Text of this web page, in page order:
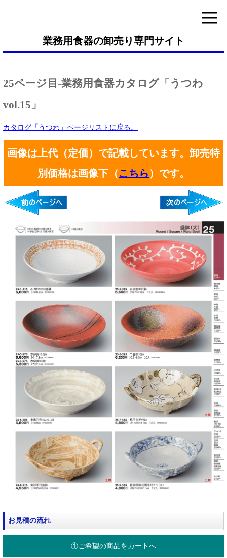
業務用食器の卸売り専門サイト
25ページ目-業務用食器カタログ「うつわ
vol.15」
カタログ「うつわ」ページリストに戻る。
画像は上代（定価）で記載しています。卸売特
別価格は画像下（こちら ）です。
お見積の流れ
①ご希望の商品をカートへ